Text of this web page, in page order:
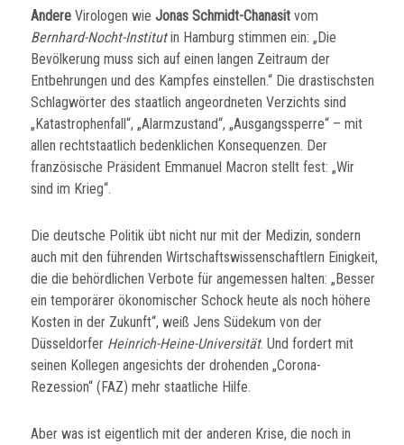
AndereVirologen wie Jonas Schmidt-Chanasit vom
Bernhard-Nocht-Institutin Hamburg stimmen ein: „Die
Bevölkerung muss sich auf einen langen Zeitraum der
Entbehrungen und des Kampfes einstellen.“ Die drastischsten
Schlagwörter des staatlich angeordneten Verzichts sind
„Katastrophenfall“, „Alarmzustand“, „Ausgangssperre“ – mit
allen rechtstaatlich bedenklichen Konsequenzen. Der
französische Präsident Emmanuel Macron stellt fest: „Wir
sind im Krieg“.
Die deutsche Politik übt nicht nur mit der Medizin, sondern
auch mit den führenden Wirtschaftswissenschaftlern Einigkeit,
die die behördlichen Verbote für angemessen halten: „Besser
ein temporärer ökonomischer Schock heute als noch höhere
Kosten in der Zukunft“, weiß Jens Südekum von der
Düsseldorfer Heinrich-Heine-Universität. Und fordert mit
seinen Kollegen angesichts der drohenden „Corona-
Rezession“ (FAZ) mehr staatliche Hilfe.
Aber was ist eigentlich mit der anderen Krise, die noch in